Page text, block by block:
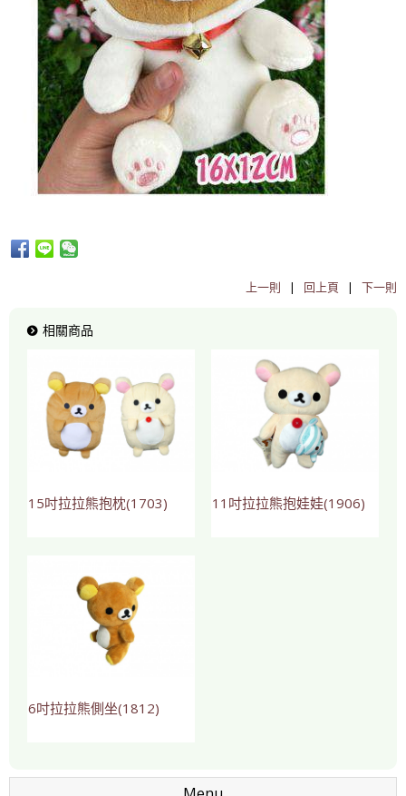
上一則 | 回上頁 | 下一則
相關商品
15吋拉拉熊抱枕(1703) 11吋拉拉熊抱娃娃(1906)
6吋拉拉熊側坐(1812)